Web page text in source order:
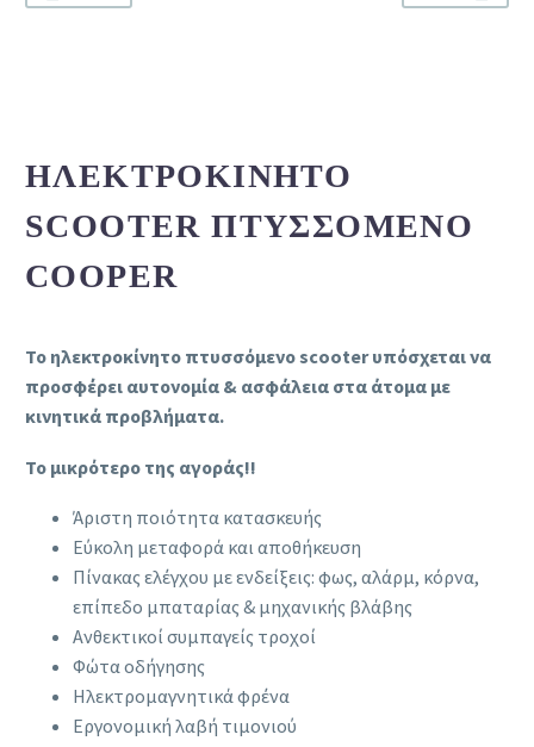
ΗΛΕΚΤΡΟΚΊΝΗΤΟ
SCOOTER ΠΤΥΣΣΌΜΕΝΟ
COOPER
Το ηλεκτροκίνητο πτυσσόμενο scooter υπόσχεται να
προσφέρει αυτονομία & ασφάλεια στα άτομα με
κινητικά προβλήματα.
Το μικρότερο της αγοράς!!
Άριστη ποιότητα κατασκευής
Εύκολη μεταφορά και αποθήκευση
Πίνακας ελέγχου με ενδείξεις: φως, αλάρμ, κόρνα,
επίπεδο μπαταρίας & μηχανικής βλάβης
Ανθεκτικοί συμπαγείς τροχοί
Φώτα οδήγησης
Ηλεκτρομαγνητικά φρένα
Εργονομική λαβή τιμονιού